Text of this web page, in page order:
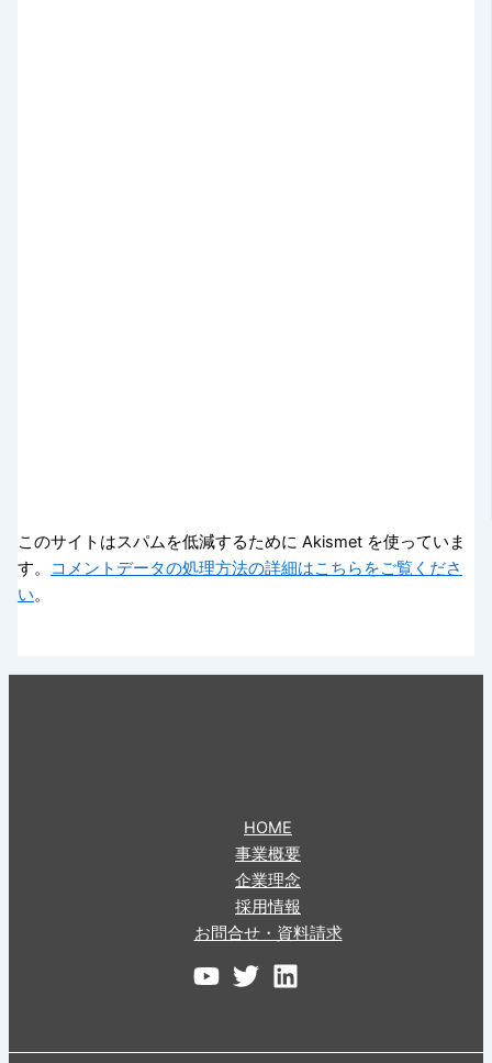
このサイトはスパムを低減するために Akismet を使っていま
す。
コメントデータの処理方法の詳細はこちらをご覧くださ
い。
HOME
事業概要
企業理念
採用情報
お問合せ・資料請求